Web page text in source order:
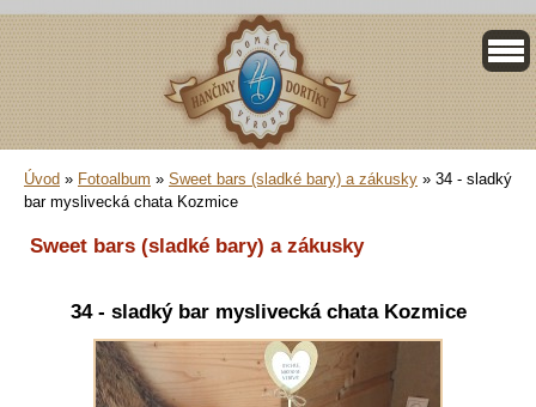
Úvod » Fotoalbum » Sweet bars (sladké bary) a zákusky » 34 - sladký
bar myslivecká chata Kozmice
Sweet bars (sladké bary) a zákusky
34 - sladký bar myslivecká chata Kozmice